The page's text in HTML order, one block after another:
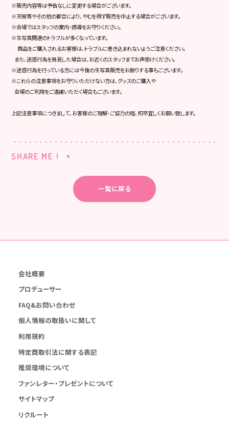
※販売内容等は予告なしに変更する場合がございます。
※天候等やその他の都合により､やむを得ず販売を中止する場合がございます。
※会場ではスタッフの案内･誘導をお守りください。
※生写真関連のトラブルが多くなっています。
商品をご購入されるお客様は､トラブルに巻き込まれないようご注意ください。
また､迷惑行為を発見した場合は､お近くのスタッフまでお声掛けください。
※迷惑行為を行っている方には今後の生写真販売をお断りする事もございます。
※これらの注意事項をお守りいただけない方は､グッズのご購入や
会場のご利用をご遠慮いただく場合もございます。
上記注意事項につきまして､お客様のご理解･ご協力の程､何卒宜しくお願い致します。
SHARE ME !
一覧に戻る
会社概要
プロデューサー
FAQ&お問い合わせ
個人情報の取扱いに関して
利用規約
特定商取引法に関する表記
推奨環境について
ファンレター・プレゼントについて
サイトマップ
リクルート